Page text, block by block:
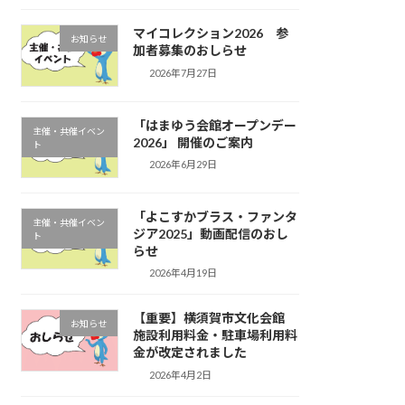
お知らせ
マイコレクション2026 参
加者募集のおしらせ
2026年7月27日
主催・共催イベン
ト
「はまゆう会館オープンデー
2026」 開催のご案内
2026年6月29日
主催・共催イベン
ト
「よこすかブラス・ファンタ
ジア2025」動画配信のおし
らせ
2026年4月19日
お知らせ
【重要】横須賀市文化会館
施設利用料金・駐車場利用料
金が改定されました
2026年4月2日